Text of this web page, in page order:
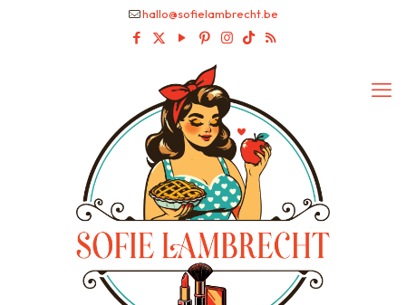
hallo@sofielambrecht.be